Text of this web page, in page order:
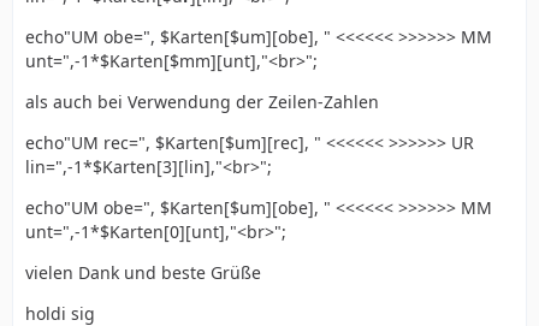
echo"UM obe=", $Karten[$um][obe], " <<<<<< >>>>>> MM
unt=",-1*$Karten[$mm][unt],"<br>";
als auch bei Verwendung der Zeilen-Zahlen
echo"UM rec=", $Karten[$um][rec], " <<<<<< >>>>>> UR
lin=",-1*$Karten[3][lin],"<br>";
echo"UM obe=", $Karten[$um][obe], " <<<<<< >>>>>> MM
unt=",-1*$Karten[0][unt],"<br>";
vielen Dank und beste Grüße
holdi sig